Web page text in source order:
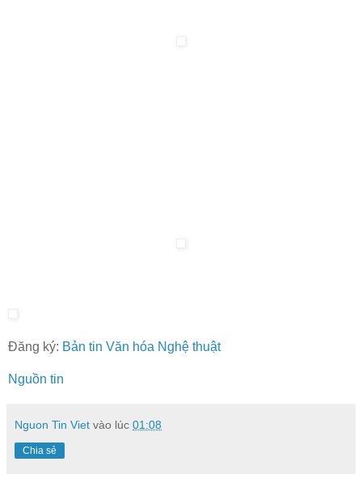
Đăng ký: Bản tin Văn hóa Nghệ thuật
Nguồn tin
Nguon Tin Viet vào lúc 01:08
Chia sẻ